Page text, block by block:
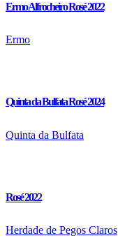
Ermo Alfrocheiro Rosé 2022
Ermo
Quinta da Bulfata Rosé 2024
Quinta da Bulfata
Rosé 2022
Herdade de Pegos Claros